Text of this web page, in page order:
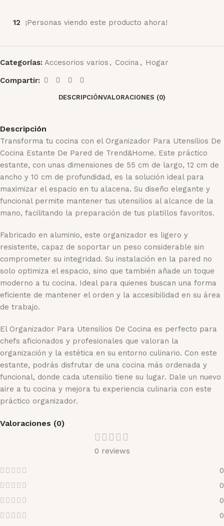
12 ¡Personas viendo este producto ahora!
Categorías: Accesorios varios , Cocina , Hogar
Compartir:
DESCRIPCIÓNVALORACIONES (0)
Descripción
Transforma tu cocina con el Organizador Para Utensilios De
Cocina Estante De Pared de Trend&Home. Este práctico
estante, con unas dimensiones de 55 cm de largo, 12 cm de
ancho y 10 cm de profundidad, es la solución ideal para
maximizar el espacio en tu alacena. Su diseño elegante y
funcional permite mantener tus utensilios al alcance de la
mano, facilitando la preparación de tus platillos favoritos.
Fabricado en aluminio, este organizador es ligero y
resistente, capaz de soportar un peso considerable sin
comprometer su integridad. Su instalación en la pared no
solo optimiza el espacio, sino que también añade un toque
moderno a tu cocina. Ideal para quienes buscan una forma
eficiente de mantener el orden y la accesibilidad en su área
de trabajo.
El Organizador Para Utensilios De Cocina es perfecto para
chefs aficionados y profesionales que valoran la
organización y la estética en su entorno culinario. Con este
estante, podrás disfrutar de una cocina más ordenada y
funcional, donde cada utensilio tiene su lugar. Dale un nuevo
aire a tu cocina y mejora tu experiencia culinaria con este
práctico organizador.
Valoraciones (0)
0 reviews
0
0
0
0